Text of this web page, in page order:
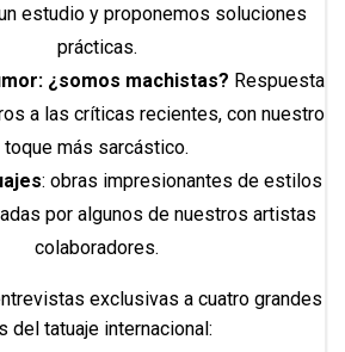
estudio y proponemos soluciones
prácticas.
¿somos machistas? Respuesta
a las críticas recientes, con nuestro
toque más sarcástico.
: obras impresionantes de estilos
por algunos de nuestros artistas
colaboradores.
exclusivas a cuatro grandes
del tatuaje internacional: